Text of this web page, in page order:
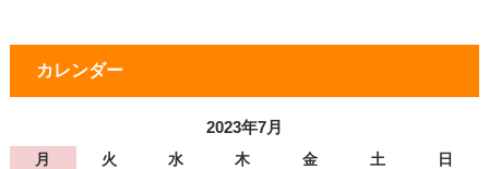
カレンダー
2023年7月
月 火 水 木 金 土
日